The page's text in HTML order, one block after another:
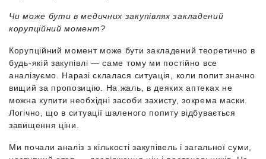
Чи може бути в медичних закупівлях закладений
корупційний момент?
Корупційний момент може бути закладений теоретично в
будь-якій закупівлі — саме тому ми постійно все
аналізуємо. Наразі склалася ситуація, коли попит значно
вищий за пропозицію. На жаль, в деяких аптеках не
можна купити необхідні засоби захисту, зокрема маски.
Логічно, що в ситуації шаленого попиту відбувається
завищення ціни.
Ми почали аналіз з кількості закупівель і загальної суми,